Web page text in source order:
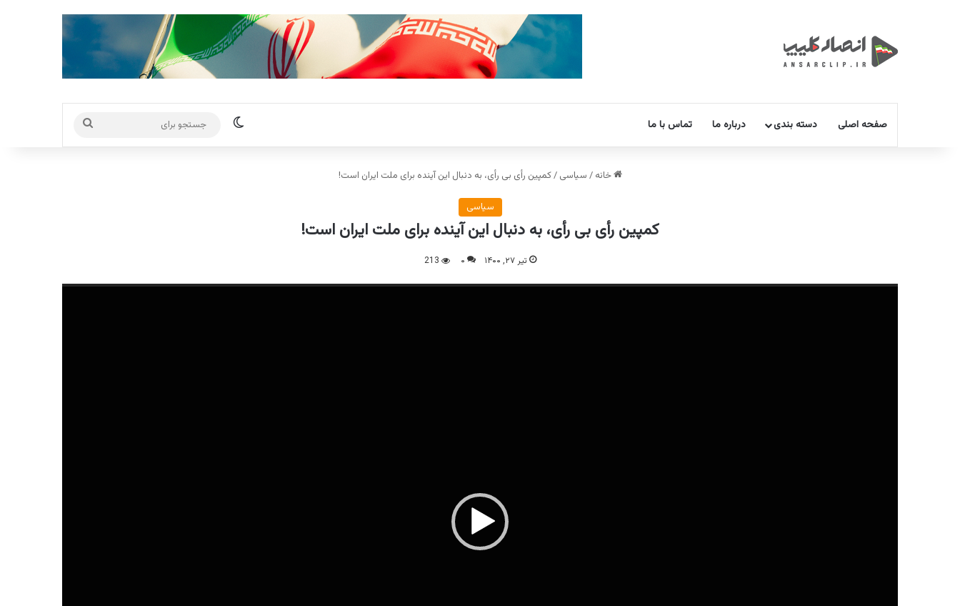
صفحه اصلی دسته بندی درباره ما تماس با ما تغییر پوسته
برای
خانه / سیاسی /کمپین رأی بی رأی، به دنبال این آینده برای ملت ایران است!
سیاسی
کمپین رأی بی رأی، به دنبال این آینده برای ملت ایران است!
تیر ۲۷, ۱۴۰۰ ۰ 213
نمایشگر